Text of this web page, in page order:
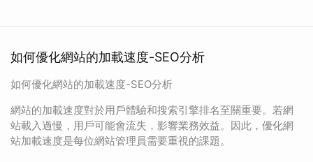
如何優化網站的加載速度-SEO分析
如何優化網站的加載速度-SEO分析
網站的加載速度對於用戶體驗和搜索引擎排名至關重要。若網
站載入過慢，用戶可能會流失，影響業務效益。因此，優化網
站加載速度是每位網站管理員需要重視的課題。